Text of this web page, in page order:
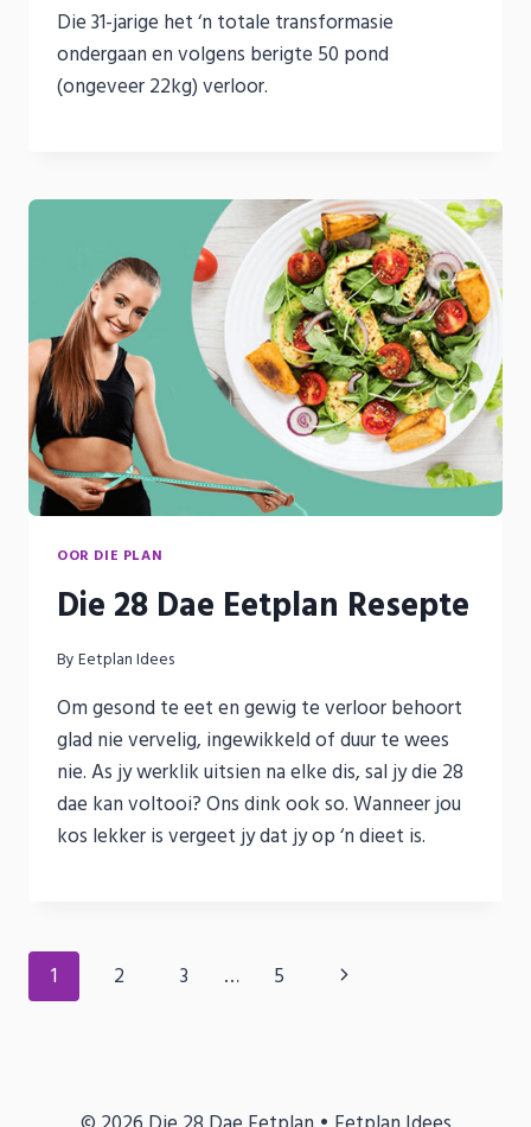
Die 31-jarige het ‘n totale transformasie
ondergaan en volgens berigte 50 pond
(ongeveer 22kg) verloor.
OOR DIE PLAN
Die 28 Dae Eetplan Resepte
By Eetplan Idees
Om gesond te eet en gewig te verloor behoort
glad nie vervelig, ingewikkeld of duur te wees
nie. As jy werklik uitsien na elke dis, sal jy die 28
dae kan voltooi? Ons dink ook so. Wanneer jou
kos lekker is vergeet jy dat jy op ‘n dieet is.
Page
1 2 3 … 5
Next